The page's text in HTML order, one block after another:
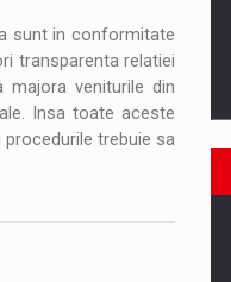
sunt in conformitate
transparenta relatiei
veniturile din
Insa toate aceste
trebuie sa